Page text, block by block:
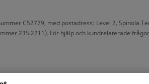
C52779, med postadress: Level 2, Spinola
23Si2211). För hjälp och kundrelaterade